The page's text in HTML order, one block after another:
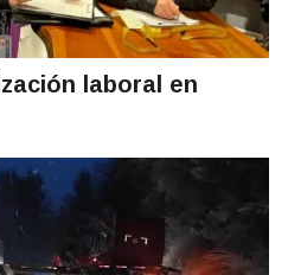
laboral en